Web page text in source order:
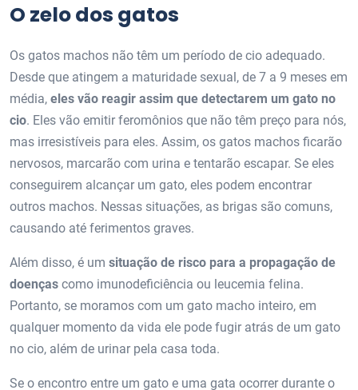
O zelo dos gatos
Os gatos machos não têm um período de cio adequado.
Desde que atingem a maturidade sexual, de 7 a 9 meses em
média, eles vão reagir assim que detectarem um gato no
cio. Eles vão emitir feromônios que não têm preço para nós,
mas irresistíveis para eles. Assim, os gatos machos ficarão
nervosos, marcarão com urina e tentarão escapar. Se eles
conseguirem alcançar um gato, eles podem encontrar
outros machos. Nessas situações, as brigas são comuns,
causando até ferimentos graves.
Além disso, é um situação de risco para a propagação de
doenças como imunodeficiência ou leucemia felina.
Portanto, se moramos com um gato macho inteiro, em
qualquer momento da vida ele pode fugir atrás de um gato
no cio, além de urinar pela casa toda.
Se o encontro entre um gato e uma gata ocorrer durante o